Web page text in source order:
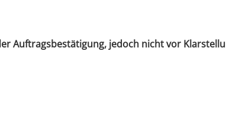
Auftragsbestätigung, jedoch nicht vor